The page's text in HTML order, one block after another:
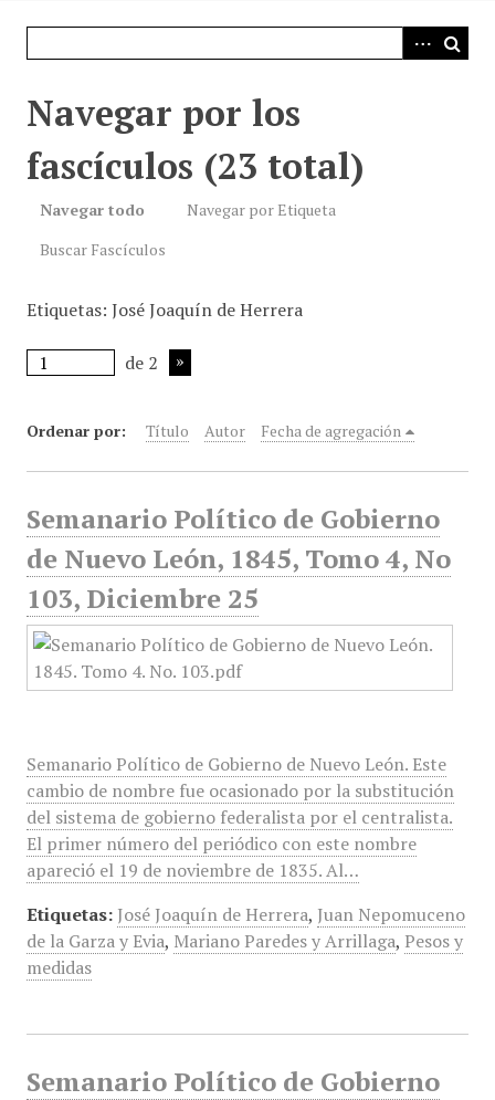
Navegar por los
fascículos (23 total)
Navegar todo
Navegar por Etiqueta
Buscar Fascículos
Etiquetas: José Joaquín de Herrera
de 2
Ordenar por: Título Autor Fecha de agregación
Semanario Político de Gobierno
de Nuevo León, 1845, Tomo 4, No
103, Diciembre 25
Semanario Político de Gobierno de Nuevo León. Este
cambio de nombre fue ocasionado por la substitución
del sistema de gobierno federalista por el centralista.
El primer número del periódico con este nombre
apareció el 19 de noviembre de 1835. Al…
Etiquetas: José Joaquín de Herrera, Juan Nepomuceno
de la Garza y Evia, Mariano Paredes y Arrillaga, Pesos y
medidas
Semanario Político de Gobierno